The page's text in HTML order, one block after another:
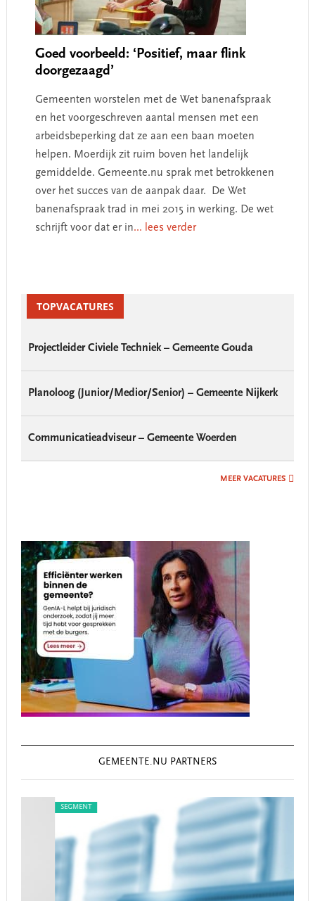
Goed voorbeeld: ‘Positief, maar flink
doorgezaagd’
Gemeenten worstelen met de Wet banenafspraak
en het voorgeschreven aantal mensen met een
arbeidsbeperking dat ze aan een baan moeten
helpen. Moerdijk zit ruim boven het landelijk
gemiddelde. Gemeente.nu sprak met betrokkenen
over het succes van de aanpak daar. De Wet
banenafspraak trad in mei 2015 in werking. De wet
schrijft voor dat er in... lees verder
SidebarTOPVACATURES
Projectleider Civiele Techniek – Gemeente Gouda
Planoloog (Junior/Medior/Senior) – Gemeente Nijkerk
Communicatieadviseur – Gemeente Woerden
MEER VACATURES
GEMEENTE.NU PARTNERS